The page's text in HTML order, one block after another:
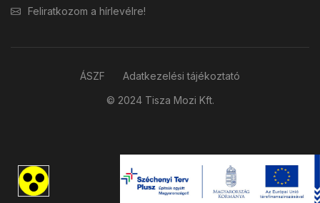
Feliratkozom a hírlevélre!
© 2024 Tisza Mozi Kft.
ÁSZF Adatkezelési tájékoztató